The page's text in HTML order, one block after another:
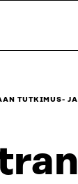
TUTKIMUS-